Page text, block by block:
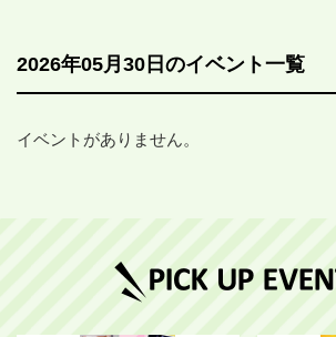
2026年05月30日のイベント一覧
イベントがありません。